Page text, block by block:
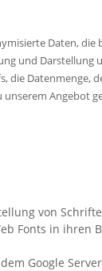
Daten,
und
die
Angebot
von
Fonts in ihren
Google